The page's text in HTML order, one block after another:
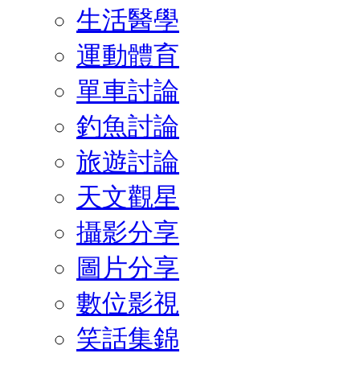
生活醫學
運動體育
單車討論
釣魚討論
旅遊討論
天文觀星
攝影分享
圖片分享
數位影視
笑話集錦